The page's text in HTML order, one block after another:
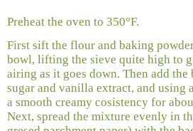
Preheat the oven to 350°F.
First sift the flour and baking
bowl, lifting the sieve quite high to
airing as it goes down. Then add the
sugar and vanilla extract, and using
a smooth creamy cosistency for
Next, spread the mixture evenly in